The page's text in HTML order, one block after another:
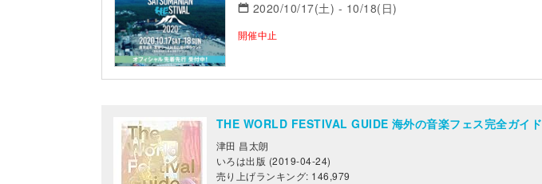
2020/10/17(土) - 10/18(日)
開催中止
THE WORLD FESTIVAL GUIDE 海外の音楽フェス完全ガイド
津田 昌太朗
いろは出版 (2019-04-24)
売り上げランキング: 146,979